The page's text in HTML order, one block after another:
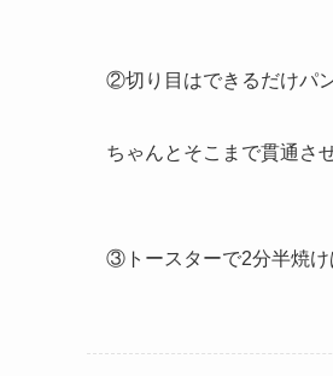
②切り目はできるだけパ
ちゃんとそこまで貫通さ
③トースターで2分半焼け